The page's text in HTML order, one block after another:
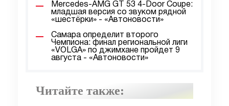
Mercedes-AMG GT 53 4-Door Coupe:
младшая версия со звуком рядной
«шестёрки» - «Автоновости»
Самара определит второго
Чемпиона: финал региональной лиги
«VOLGA» по джимхане пройдет 9
августа - «Автоновости»
Читайте также: